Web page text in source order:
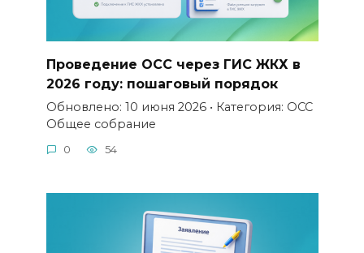
Проведение ОСС через ГИС ЖКХ в
2026 году: пошаговый порядок
Обновлено: 10 июня 2026 • Категория: ОСС
Общее собрание
0 54